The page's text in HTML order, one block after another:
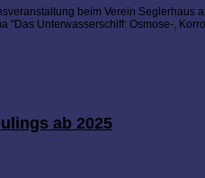
beim Verein Seglerhaus
"Das Unterwasserschiff: Osmose-,
ab 2025